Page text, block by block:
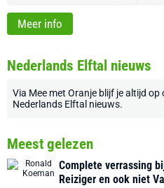
Meer info
Nederlands Elftal nieuws
Via Mee met Oranje blijf je altijd op
Nederlands Elftal nieuws.
Meest gelezen
Complete verrassing
Reiziger en ook niet